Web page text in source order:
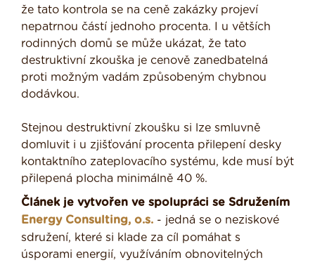
že tato kontrola se na ceně zakázky projeví
nepatrnou částí jednoho procenta. I u větších
rodinných domů se může ukázat, že tato
destruktivní zkouška je cenově zanedbatelná
proti možným vadám způsobeným chybnou
dodávkou.
Stejnou destruktivní zkoušku si lze smluvně
domluvit i u zjišťování procenta přilepení desky
kontaktního zateplovacího systému, kde musí být
přilepená plocha minimálně 40 %.
Článek je vytvořen ve spolupráci se Sdružením
Energy Consulting, o.s. - jedná se o neziskové
sdružení, které si klade za cíl pomáhat s
úsporami energií, využíváním obnovitelných